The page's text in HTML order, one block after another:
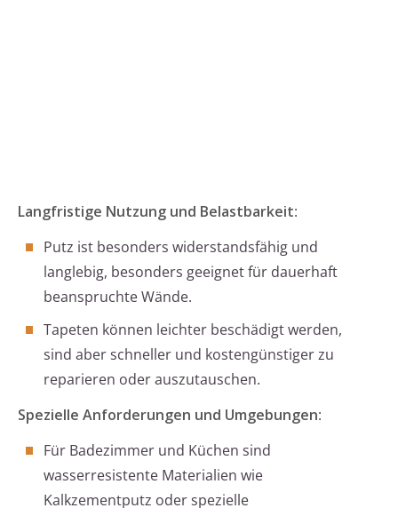
Langfristige Nutzung und Belastbarkeit:
Putz ist besonders widerstandsfähig und
langlebig, besonders geeignet für dauerhaft
beanspruchte Wände.
Tapeten können leichter beschädigt werden,
sind aber schneller und kostengünstiger zu
reparieren oder auszutauschen.
Spezielle Anforderungen und Umgebungen:
Für Badezimmer und Küchen sind
wasserresistente Materialien wie
Kalkzementputz oder spezielle